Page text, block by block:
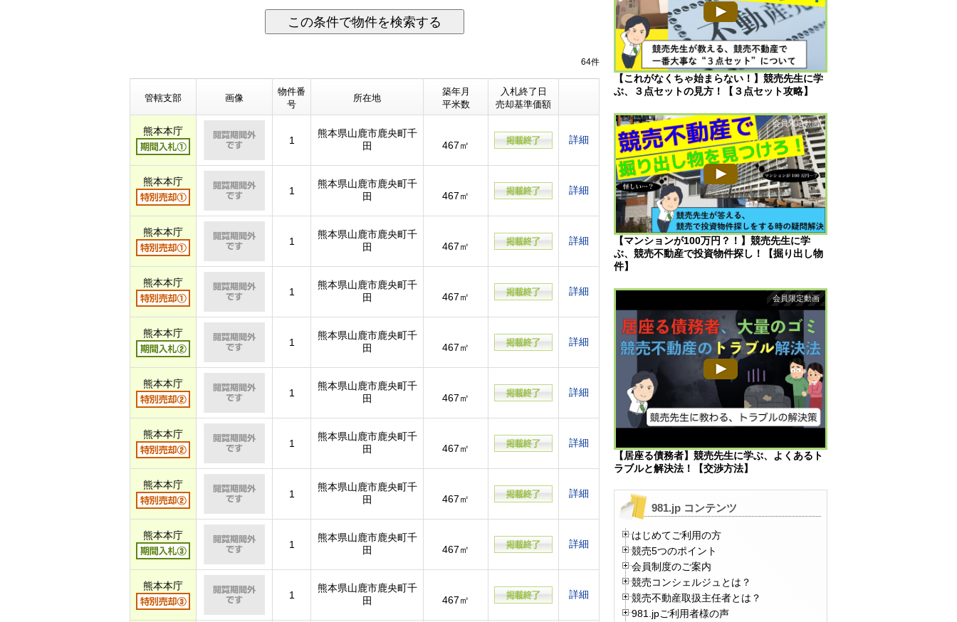
この条件で物件を検索する
64件
管轄支部 画像
物件番
号
所在地
築年月
平米数
入札終了日
売却基準価額
熊本本庁
1
熊本県山鹿市鹿央町千
田
467㎡ 詳細
熊本本庁
1
熊本県山鹿市鹿央町千
田
467㎡ 詳細
熊本本庁
1
熊本県山鹿市鹿央町千
田
467㎡ 詳細
熊本本庁
1
熊本県山鹿市鹿央町千
田
467㎡ 詳細
熊本本庁
1
熊本県山鹿市鹿央町千
田
467㎡ 詳細
熊本本庁
1
熊本県山鹿市鹿央町千
田
467㎡ 詳細
熊本本庁
1
熊本県山鹿市鹿央町千
田
467㎡ 詳細
熊本本庁
1
熊本県山鹿市鹿央町千
田
467㎡ 詳細
熊本本庁
1
熊本県山鹿市鹿央町千
田
467㎡ 詳細
熊本本庁
1
熊本県山鹿市鹿央町千
田
467㎡ 詳細
【これがなくちゃ始まらない！】競売先生に学
ぶ、３点セットの見方！【３点セット攻略】
【マンションが100万円？！】競売先生に学
ぶ、競売不動産で投資物件探し！【掘り出し物
件】
【居座る債務者】競売先生に学ぶ、よくあるト
ラブルと解決法！【交渉方法】
981.jp コンテンツ
はじめてご利用の方
競売5つのポイント
会員制度のご案内
競売コンシェルジュとは？
競売不動産取扱主任者とは？
981.jpご利用者様の声